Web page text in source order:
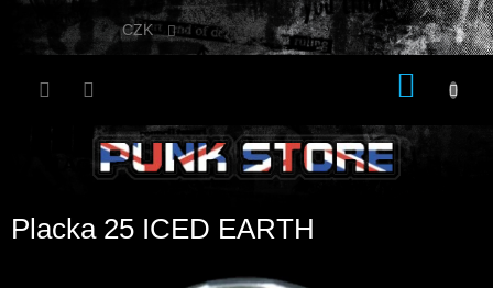
Přejít
CZK
Placka 25 ICED EARTH